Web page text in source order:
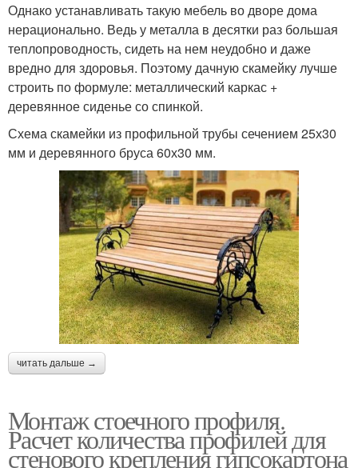
Однако устанавливать такую мебель во дворе дома
нерационально. Ведь у металла в десятки раз большая
теплопроводность, сидеть на нем неудобно и даже
вредно для здоровья. Поэтому дачную скамейку лучше
строить по формуле: металлический каркас +
деревянное сиденье со спинкой.
Схема скамейки из профильной трубы сечением 25х30
мм и деревянного бруса 60х30 мм.
читать дальше →
Монтаж стоечного профиля.
Расчет количества профилей для
стенового крепления гипсокартона